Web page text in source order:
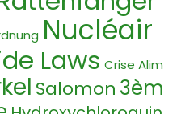
Nucléair
Laws Crise Alim
Salomon 3èm